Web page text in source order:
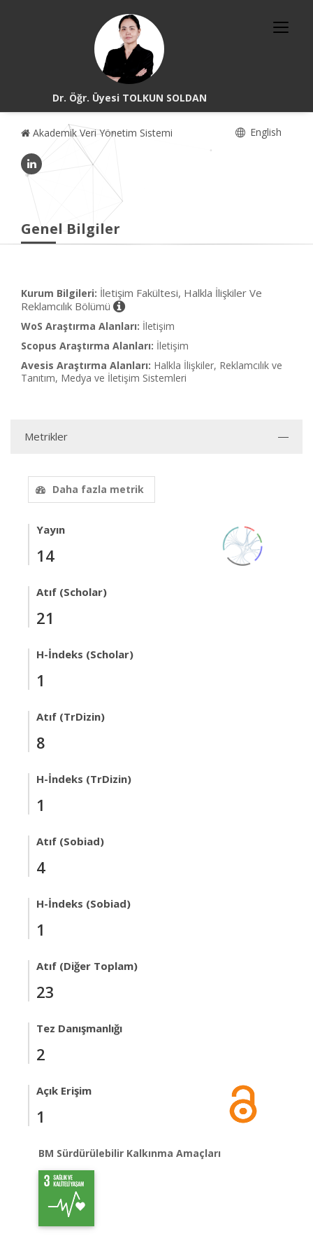
Dr. Öğr. Üyesi TOLKUN SOLDAN
Akademik Veri Yönetim Sistemi English
Genel Bilgiler
Kurum Bilgileri: İletişim Fakültesi, Halkla İlişkiler Ve
Reklamcılık Bölümü
WoS Araştırma Alanları: İletişim
Scopus Araştırma Alanları: İletişim
Avesis Araştırma Alanları: Halkla İlişkiler, Reklamcılık ve
Tanıtım, Medya ve İletişim Sistemleri
Metrikler
Daha fazla metrik
Yayın
14
Atıf (Scholar)
21
H-İndeks (Scholar)
1
Atıf (TrDizin)
8
H-İndeks (TrDizin)
1
Atıf (Sobiad)
4
H-İndeks (Sobiad)
1
Atıf (Diğer Toplam)
23
Tez Danışmanlığı
2
Açık Erişim
1
BM Sürdürülebilir Kalkınma Amaçları